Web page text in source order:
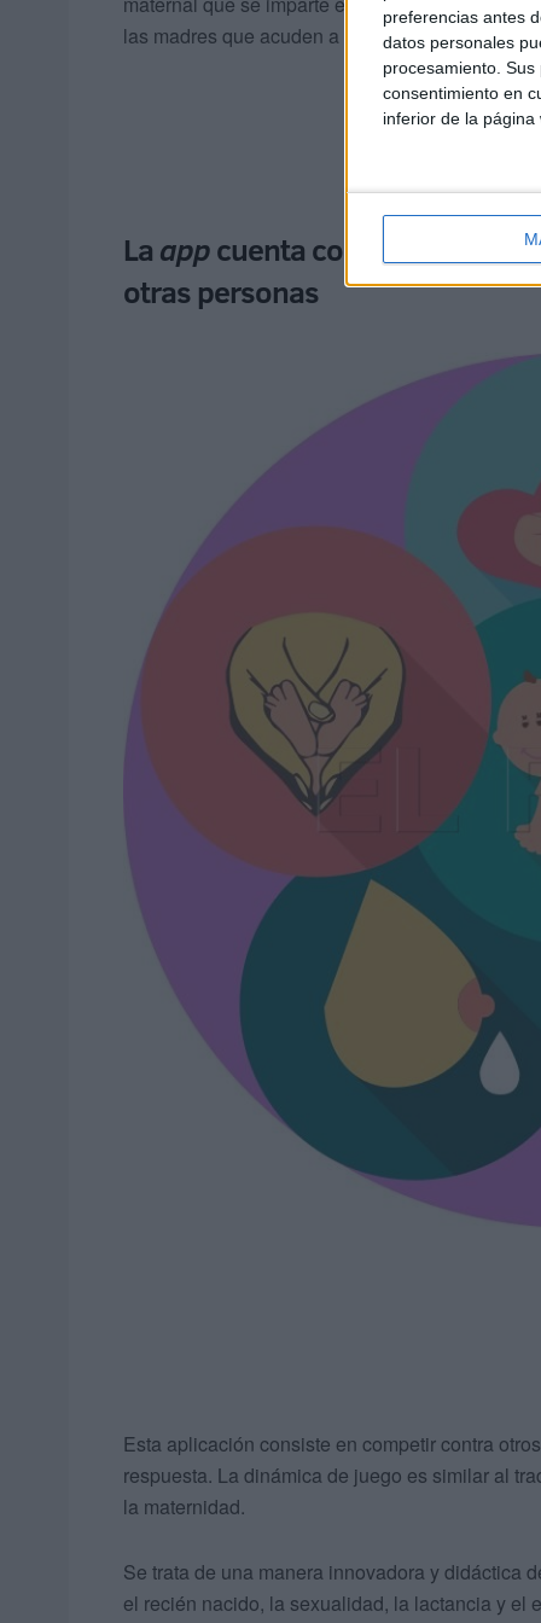
preferencias antes
datos personales
procesamiento.
consentimiento en
inferior de la página
las madres que acuden a los cursos de
La appcuenta con multitud de
otras personas
Esta aplicación consiste en competir contra
respuesta. La dinámica de juego es similar al
la maternidad.
Se trata de una manera innovadora y didáctica
el recién nacido, la sexualidad, la lactancia y el